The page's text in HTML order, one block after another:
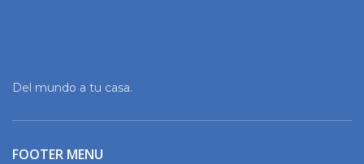
Del mundo a tu casa.
FOOTER MENU